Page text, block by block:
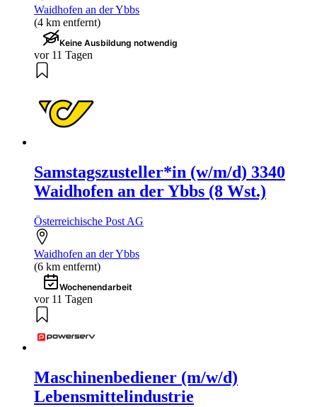
Waidhofen an der Ybbs
(4 km entfernt)
Keine Ausbildung notwendig
vor 11 Tagen
Samstagszusteller*in (w/m/d) 3340
Waidhofen an der Ybbs (8 Wst.)
Österreichische Post AG
Waidhofen an der Ybbs
(6 km entfernt)
Wochenendarbeit
vor 11 Tagen
Maschinenbediener (m/w/d)
Lebensmittelindustrie